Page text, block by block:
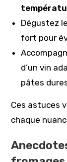
Dégustez
fort pour
d’un vin
pâtes
Ces astuces
chaque